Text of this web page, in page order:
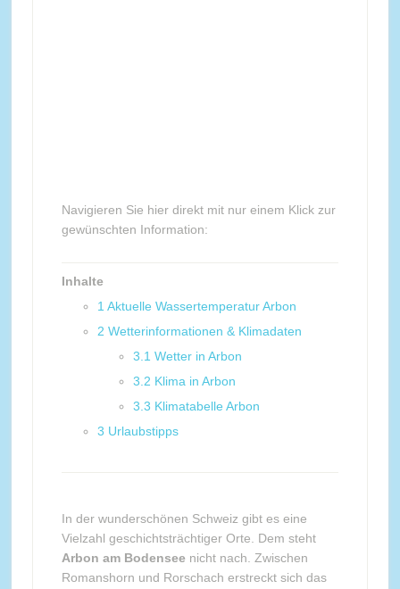
Navigieren Sie hier direkt mit nur einem Klick zur
gewünschten Information:
Inhalte
1 Aktuelle Wassertemperatur Arbon
2 Wetterinformationen & Klimadaten
3.1 Wetter in Arbon
3.2 Klima in Arbon
3.3 Klimatabelle Arbon
3 Urlaubstipps
In der wunderschönen Schweiz gibt es eine
Vielzahl geschichtsträchtiger Orte. Dem steht
Arbon am Bodensee nicht nach. Zwischen
Romanshorn und Rorschach erstreckt sich das